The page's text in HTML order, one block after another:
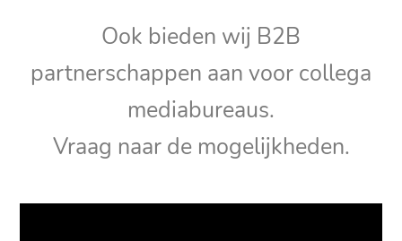
Ook bieden wij B2B
partnerschappen aan voor collega
mediabureaus.
Vraag naar de mogelijkheden.